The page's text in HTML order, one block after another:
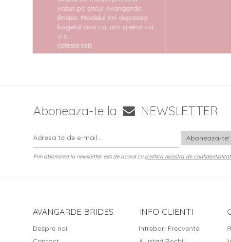
vazut pe siteul Avangarde
Brides. Modelul imi depasea
bugetul asa ca, am sperat ca
(citeste tot)
Aboneaza-te la NEWSLETTER
Prin abonarea la newsletter esti de acord cu politica noastra de
AVANGARDE BRIDES
Despre noi
INFO CLIENTI
Intrebari Frecvente